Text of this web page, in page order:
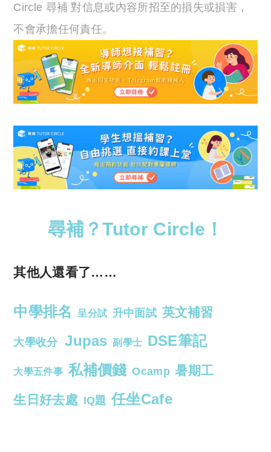
Circle 尋補 對信息或內容所招至的損失或損害，
不會承擔任何責任。
尋補？Tutor Circle！
其他人還看了……
中學排名 呈分試 升中面試 英文補習
大學收分 Jupas 副學士 DSE筆記
大學五件事 私補價錢 Ocamp 暑期工
生日好去處 IQ題 任坐Cafe